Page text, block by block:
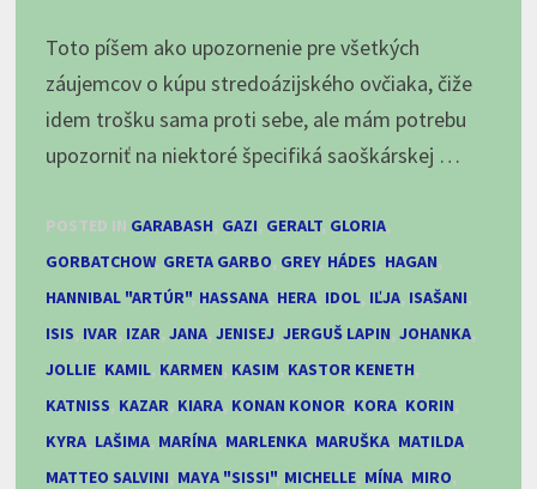
Toto píšem ako upozornenie pre všetkých
záujemcov o kúpu stredoázijského ovčiaka, čiže
idem trošku sama proti sebe, ale mám potrebu
upozorniť na niektoré špecifiká saoškárskej …
POSTED IN GARABASH, GAZI, GERALT, GLORIA,
GORBATCHOW, GRETA GARBO, GREY, HÁDES, HAGAN,
HANNIBAL "ARTÚR", HASSANA, HERA, IDOL, IĽJA, ISAŠANI,
ISIS, IVAR, IZAR, JANA, JENISEJ, JERGUŠ LAPIN, JOHANKA,
JOLLIE, KAMIL, KARMEN, KASIM, KASTOR KENETH,
KATNISS, KAZAR, KIARA, KONAN KONOR, KORA, KORIN,
KYRA, LAŠIMA, MARÍNA, MARLENKA, MARUŠKA, MATILDA,
MATTEO SALVINI, MAYA "SISSI", MICHELLE, MÍNA, MIRO,